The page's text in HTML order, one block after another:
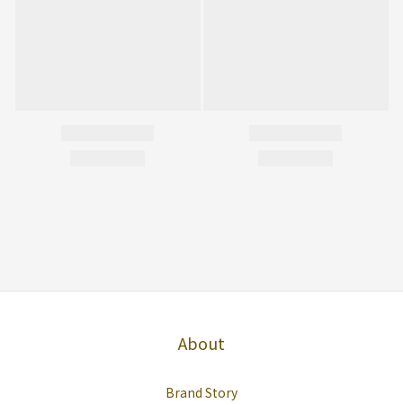
About
Brand Story